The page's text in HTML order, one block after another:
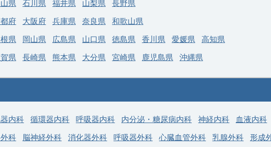
県 石川県 福井県 山梨県
長野県
府 大阪府 兵庫県 奈良県
和歌山県
県 岡山県 広島県 山口県 徳島県 香川県 愛媛県
高知県
県 長崎県 熊本県 大分県 宮崎県 鹿児島県 沖縄県
内科 循環器内科 呼吸器内科 内分泌・糖尿病内科 神経内科
血液内科
科 脳神経外科 消化器外科 呼吸器外科 心臓血管外科 乳腺外科 形成